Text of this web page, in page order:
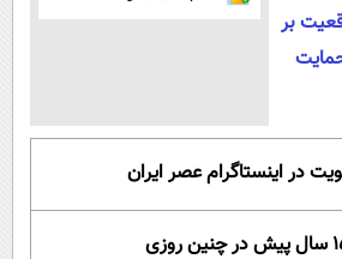
بر
در اینستاگرام عصر ایران
روزی